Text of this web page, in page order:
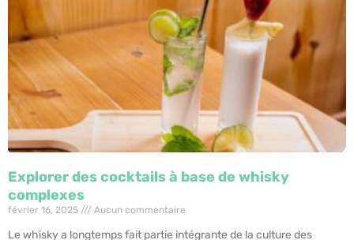
Explorer des cocktails à base de whisky
complexes
février 16, 2025 Aucun commentaire
Le whisky a longtemps fait partie intégrante de la culture des